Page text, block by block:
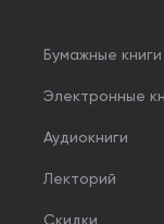
Бумажные книги
Электронные
Аудиокниги
Лекторий
Скидки